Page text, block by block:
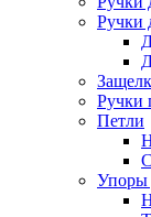
Ручки
Ручки
Петли
Упоры